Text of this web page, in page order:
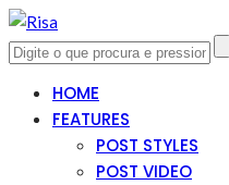
HOME
FEATURES
POST STYLES
POST VIDEO